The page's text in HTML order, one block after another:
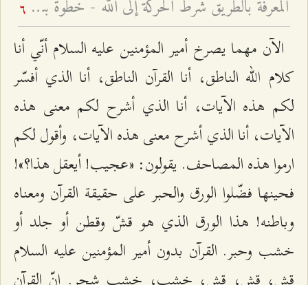
المعرفة بالطريق شرط الحركة إلى الله - خطوة بيقين خير من ألف خطوة بشك 6
الآن مهما يصرخ أمير المؤمنين عليه السلام أنّي أنا
كلام الله الناطق، أنا القرآن الناطق، أنا الذي أفسّر
لكم هذه الآيات، أنا الذي أشرح لكم معنى هذه
الآيات، أنا الذي أشرح معنى هذه الآيات، وأقول لكم
ارموا هذه المصاحف. يقولون: «عجيب! أيعقل هذا؟»!
فحينها فضّلوا الورق والحبر على حقيقة القرآن ومعناه
وباطنه! هذا الورق الذي هو قشّ وقطن أو جلد أو
خشب وحبر. القرآن بدون أمير المؤمنين عليه السلام